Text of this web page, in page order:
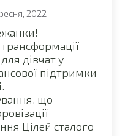
2022
дівчат у
підтримки
що
Цілей сталого